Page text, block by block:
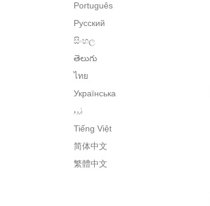
Português
Русский
සිංහල
తెలుగు
ไทย
Українська
اُردو
Tiếng Việt
简体中文
繁體中文